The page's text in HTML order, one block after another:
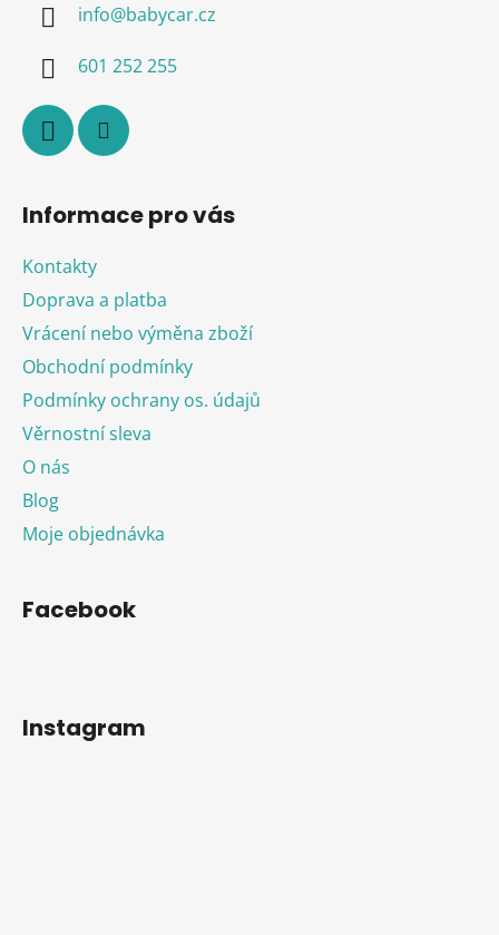
info@babycar.cz
601 252 255
Informace pro vás
Kontakty
Doprava a platba
Vrácení nebo výměna zboží
Obchodní podmínky
Podmínky ochrany os. údajů
Věrnostní sleva
O nás
Blog
Moje objednávka
Facebook
Instagram